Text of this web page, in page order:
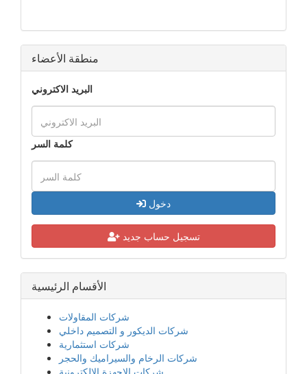
منطقة الأعضاء
البريد الاكتروني
كلمة السر
دخول
تسجيل حساب جديد
الأقسام الرئيسية
شركات المقاولات
شركات الديكور و التصميم داخلي
شركات استثمارية
شركات الرخام والسيراميك والحجر
شركات الاجهزة الإلكترونية